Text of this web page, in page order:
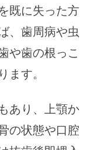
既に失った方
、歯周病や虫
や歯の根っこ
す。
あり、上顎か
の状態や口腔